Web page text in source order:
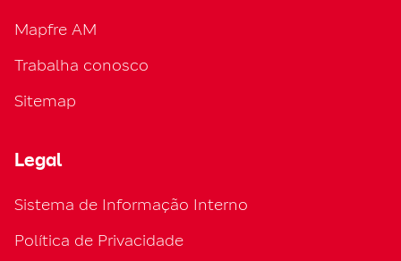
Mapfre AM
Trabalha conosco
Sitemap
Legal
Sistema de Informação Interno
Política de Privacidade